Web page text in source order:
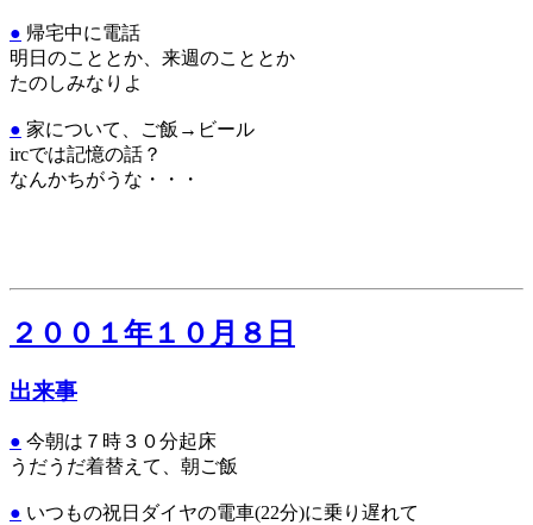
● 帰宅中に電話
明日のこととか、来週のこととか
たのしみなりよ
● 家について、ご飯→ビール
ircでは記憶の話？
なんかちがうな・・・
２００１年１０月８日
出来事
● 今朝は７時３０分起床
うだうだ着替えて、朝ご飯
● いつもの祝日ダイヤの電車(22分)に乗り遅れて